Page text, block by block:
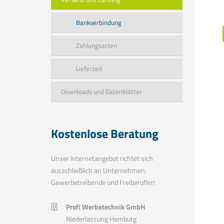
Bankverbindung
Zahlungsarten
Lieferzeit
Downloads und Datenblätter
Kostenlose Beratung
Unser Internetangebot richtet sich
ausschließlich an Unternehmen,
Gewerbetreibende und Freiberufler!
Profi Werbetechnik GmbH
Niederlassung Hamburg